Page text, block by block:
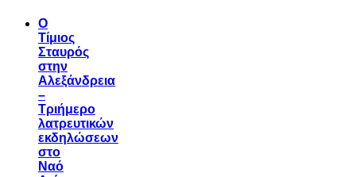
Ο
Τίμιος
Σταυρός
στην
Αλεξάνδρεια
–
Τριήμερο
λατρευτικών
εκδηλώσεων
στο
Ναό